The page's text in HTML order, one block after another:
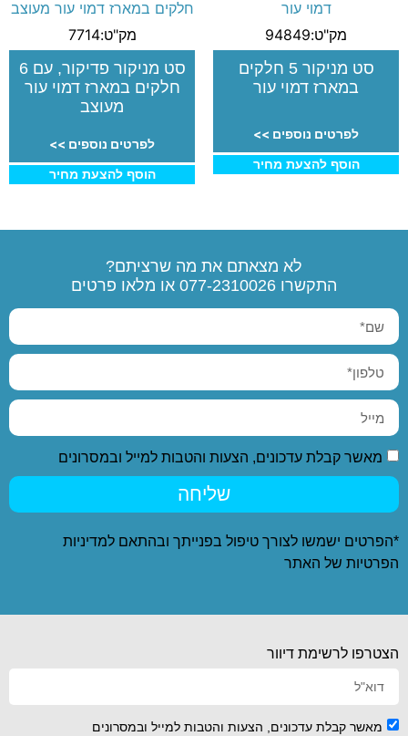
מק"ט:94849
סט מניקור 5 חלקים
במארז דמוי עור
לפרטים נוספים >>
הוסף להצעת מחיר
מק"ט:7714
סט מניקור פדיקור, עם 6
חלקים במארז דמוי עור
מעוצב
לפרטים נוספים >>
הוסף להצעת מחיר
לא מצאתם את מה שרציתם?
התקשרו 077-2310026 או מלאו פרטים
מאשר קבלת עדכונים, הצעות והטבות למייל ובמסרונים
שליחה
*הפרטים ישמשו לצורך טיפול בפנייתך ובהתאם למדיניות
הפרטיות של האתר
הצטרפו לרשימת דיוור
מאשר קבלת עדכונים, הצעות והטבות למייל ובמסרונים